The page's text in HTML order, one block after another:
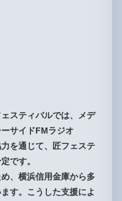
スティバルでは、メデ
サイドFMラジオ
を通じて、匠フェステ
です。
、横浜信用金庫から多
す。こうした支援によ